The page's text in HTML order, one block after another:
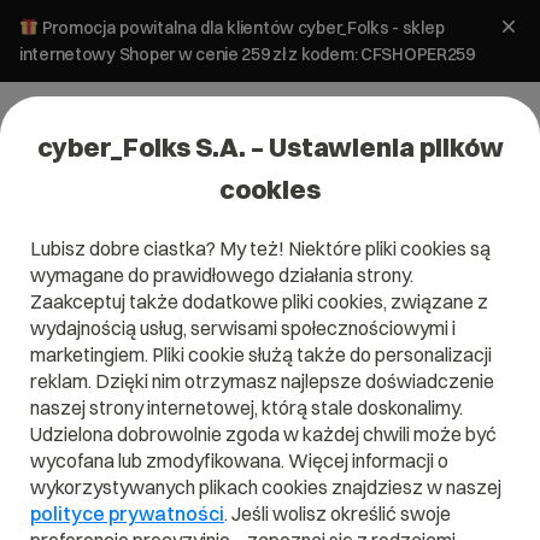
Promocja powitalna dla klientów cyber_Folks - sklep
internetowy Shoper w cenie 259 zł z kodem: CFSHOPER259
Hosting ps_RUN!
Skonfiguruj wybrany pakiet i sprawdź, co
najchętniej wybierali do niego inni
użytkownicy.
Nazwa konta hostingowego:
wlxlnvwecn
Zmień
cyber_Folks S.A. – Ustawienia plików
cookies
Lubisz dobre ciastka? My też! Niektóre pliki cookies są
wymagane do prawidłowego działania strony.
Zaakceptuj także dodatkowe pliki cookies, związane z
wydajnością usług, serwisami społecznościowymi i
marketingiem. Pliki cookie służą także do personalizacji
reklam. Dzięki nim otrzymasz najlepsze doświadczenie
naszej strony internetowej, którą stale doskonalimy.
Udzielona dobrowolnie zgoda w każdej chwili może być
wycofana lub zmodyfikowana. Więcej informacji o
wykorzystywanych plikach cookies znajdziesz w naszej
polityce prywatności. Jeśli wolisz określić swoje